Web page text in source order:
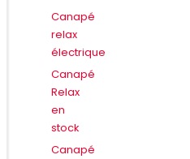
Canapé
relax
électrique
Canapé
Relax
en
stock
Canapé